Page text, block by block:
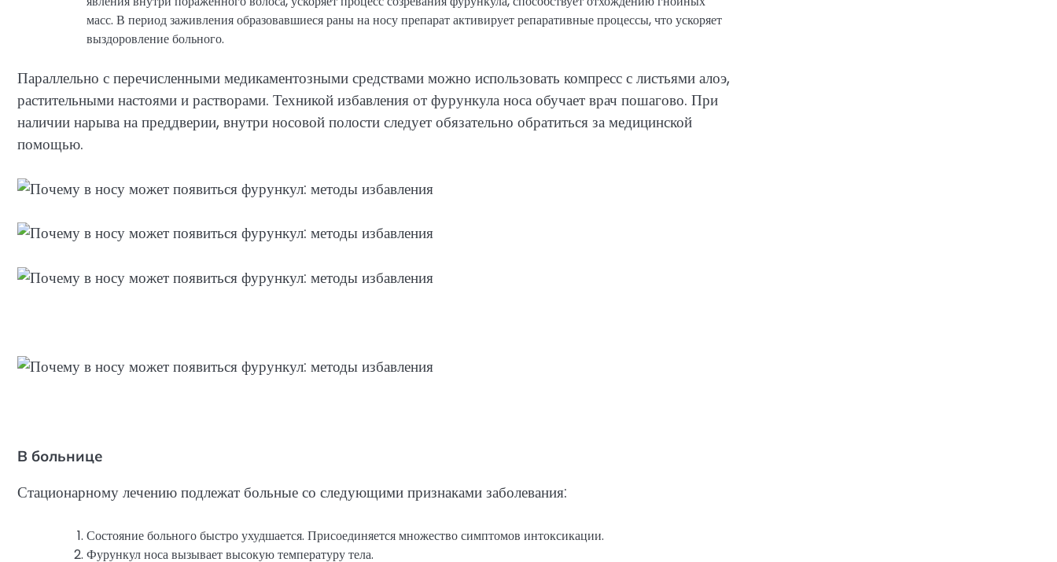
масс. В период заживления образовавшиеся раны на носу препарат активирует репаративные процессы, что ускоряет
выздоровление больного.
Параллельно с перечисленными медикаментозными средствами можно использовать компресс с листьями алоэ,
растительными настоями и растворами. Техникой избавления от фурункула носа обучает врач пошагово. При
наличии нарыва на преддверии, внутри носовой полости следует обязательно обратиться за медицинской
помощью.
В больнице
Стационарному лечению подлежат больные со следующими признаками заболевания:
Состояние больного быстро ухудшается. Присоединяется множество симптомов интоксикации.
Фурункул носа вызывает высокую температуру тела.